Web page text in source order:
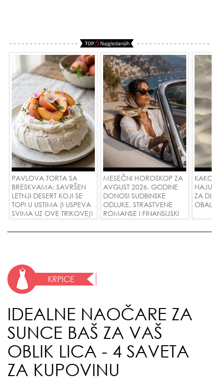
PAVLOVA TORTA SA
BRESKVAMA: SAVRŠEN
LETNJI DESERT KOJI SE
TOPI U USTIMA (I USPEVA
SVIMA UZ OVE TRIKOVE)!
MESEČNI HOROSKOP ZA
AVGUST 2026. GODINE
DONOSI SUDBINSKE
ODLUKE, STRASTVENE
ROMANSE I FINANSIJSKI
KAKO
ZA
KRPICE
IDEALNE NAOČARE ZA
SUNCE BAŠ ZA VAŠ
OBLIK LICA - 4 SAVETA
ZA KUPOVINU